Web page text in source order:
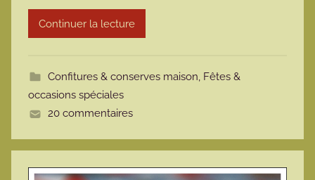
t
Continuer la lecture
Confitures & conserves maison, Fêtes &
occasions spéciales
20 commentaires